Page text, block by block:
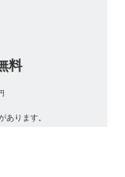
料
ります。